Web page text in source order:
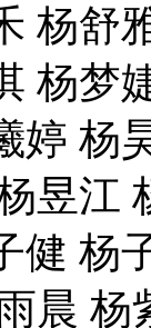
杨舒
杨梦
婷 杨
昱江
健 杨
晨